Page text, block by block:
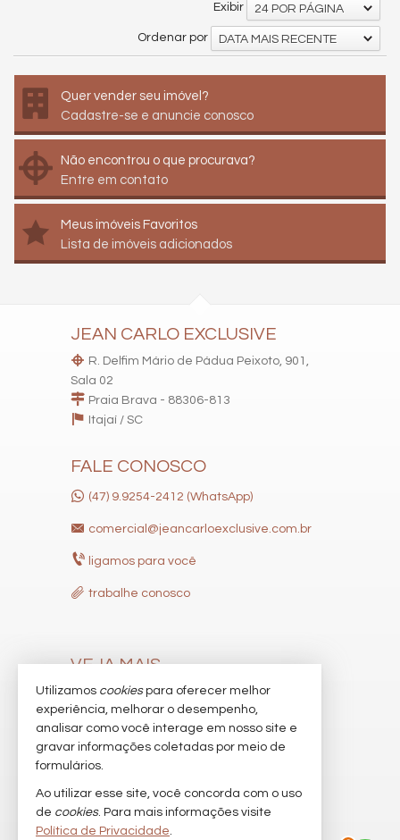
Exibir 24 POR PÁGINA
Ordenar por DATA MAIS RECENTE
Quer vender seu imóvel?
Cadastre-se e anuncie conosco
Não encontrou o que procurava?
Entre em contato
Meus imóveis Favoritos
Lista de imóveis adicionados
JEAN CARLO EXCLUSIVE
R. Delfim Mário de Pádua Peixoto, 901,
Sala 02
Praia Brava - 88306-813
Itajaí / SC
FALE CONOSCO
(47) 9.9254-2412 (WhatsApp)
comercial@jeancarloexclusive.com.br
ligamos para você
trabalhe conosco
VEJA MAIS
receba nosso newsletter
indicadores financeiros
imóveis favoritos
mapa de imóveis
Utilizamos cookiespara oferecer melhor
experiência, melhorar o desempenho,
analisar como você interage em nosso site e
gravar informações coletadas por meio de
formulários.
Ao utilizar esse site, você concorda com o uso
de cookies. Para mais informações visite
Política de Privacidade.